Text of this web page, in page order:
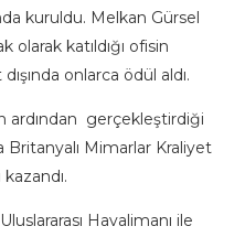
kuruldu. Melkan Gürsel
olarak katıldığı ofisin
onlarca ödül aldı.
ardından gerçekleştirdiği
Britanyalı Mimarlar Kraliyet
Havalimanı ile